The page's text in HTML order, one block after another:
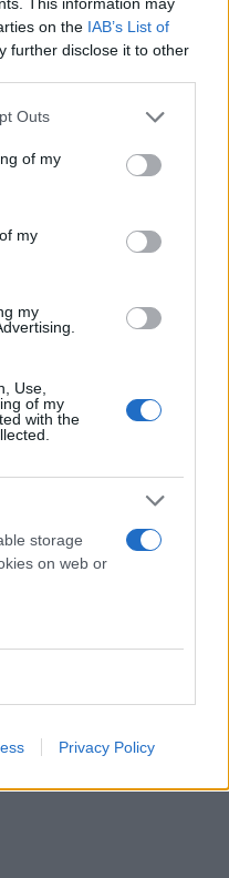
on the IAB’s List of
further disclose it to other
one or more Google
You may click to
its third-party tags to
in below Google
Outs
of my
my
my
Use,
of my
with the
storage
on web or
Privacy Policy
ήθελα εγώ. Έγινε
ήθελα να
Δεν έχουμε να
χαρές και
αξίζει. Ένας Βόλος
να έρθει. Η
Έρχονται
γεμίζουν τα
κάποιοι